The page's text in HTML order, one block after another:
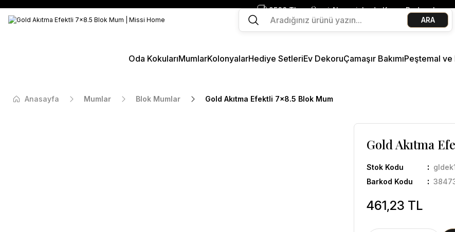
2500 TL ve Üzeri Alışverişlerde Kargo Bedava!
Ege Esintisi 2 Al 1 Öde
Missi Kokularda 3 Al 2 Öde
ARA
Oda KokularıMumlarKolonyalarHediye SetleriEv DekoruÇamaşır BakımıPeştemal ve
Anasayfa Mumlar Blok Mumlar Gold Akıtma Efektli 7x8.5 Blok Mum
Gold Akıtma
Stok Kodu
Barkod Kodu
461,23 TL